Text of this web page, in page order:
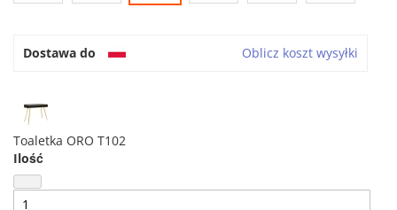
Dostawa do Oblicz koszt wysyłki
Toaletka ORO T102
Ilość